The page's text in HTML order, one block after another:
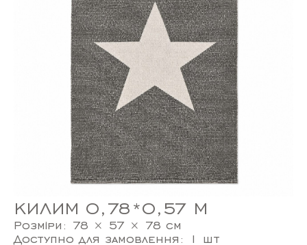
КИЛИМ 0,78*0,57 М
Розміри: 78 × 57 × 78 см
Доступно для замовлення: 1 шт